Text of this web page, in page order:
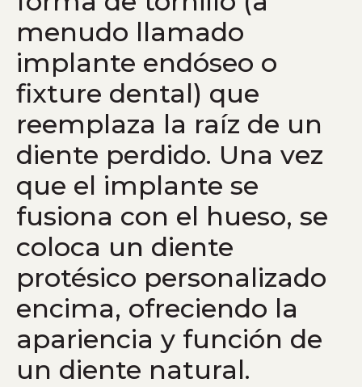
menudo llamado
implante endóseo o
fixture dental) que
reemplaza la raíz de un
diente perdido. Una vez
que el implante se
fusiona con el hueso, se
coloca un diente
protésico personalizado
encima, ofreciendo la
apariencia y función de
un diente natural.